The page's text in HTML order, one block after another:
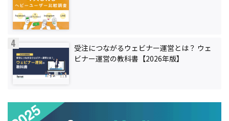
受注につながるウェビナー運営とは？ ウェ
ビナー運営の教科書【2026年版】